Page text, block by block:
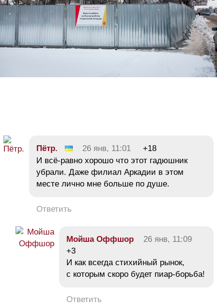
Пётр. 26 янв, 11:01
+18
И всё-равно хорошо что этот гадюшник
убрали. Даже филиал Аркадии в этом
месте лично мне больше по душе.
Ответить
Мойша Оффшор
26 янв, 11:09
+3
И как всегда стихийный рынок,
с которым скоро будет пиар-борьба!
Ответить